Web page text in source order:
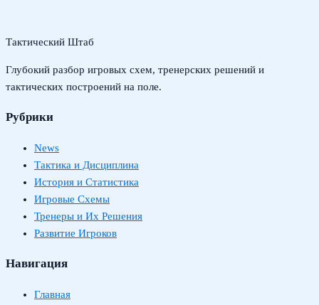
Тактический Штаб
Глубокий разбор игровых схем, тренерских решений и
тактических построений на поле.
Рубрики
News
Тактика и Дисциплина
История и Статистика
Игровые Схемы
Тренеры и Их Решения
Развитие Игроков
Навигация
Главная